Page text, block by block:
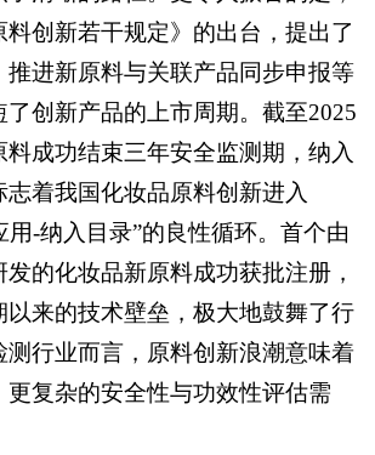
料创新若干规定》的出台，提出了
推进新原料与关联产品同步申报等
创新产品的上市周期。截至2025
成功结束三年安全监测期，纳入
志着我国化妆品原料创新进入
用-纳入目录”的良性循环。首个由
的化妆品新原料成功获批注册，
以来的技术壁垒，极大地鼓舞了行
测行业而言，原料创新浪潮意味着
更复杂的安全性与功效性评估需